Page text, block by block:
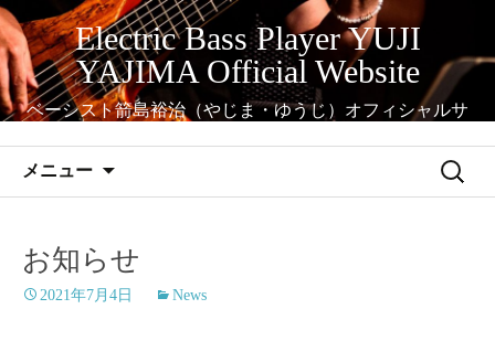
コ
ン
テ
ン
ツ
へ
Electric Bass Player YUJI
YAJIMA Official Website
ベーシスト箭島裕治（やじま・ゆうじ）オフィシャルサ
メニュー
検
お知らせ
2021年7月4日 News